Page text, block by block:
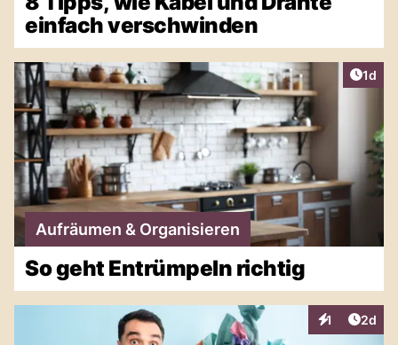
einfach verschwinden
1d
Aufräumen & Organisieren
So geht Entrümpeln richtig
1
Interaktionen
2d